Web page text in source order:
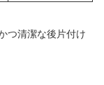
つ清潔な後片付け